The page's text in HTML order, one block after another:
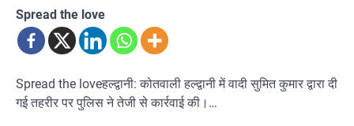
Spread the love
Spread the loveहल्द्वानी: कोतवाली हल्द्वानी में वादी सुमित कुमार द्वारा दी
गई तहरीर पर पुलिस ने तेजी से कार्रवाई की।…